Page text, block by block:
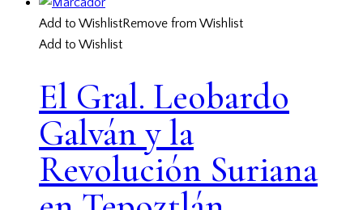
Add to WishlistRemove from Wishlist
Add to Wishlist
El Gral. Leobardo
Galván y la
Revolución Suriana